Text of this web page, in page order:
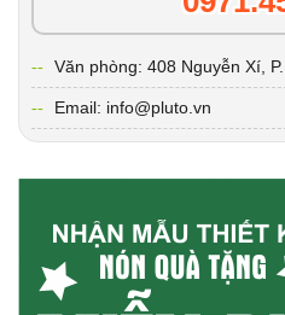
Văn phòng: 408 Nguyễn Xí,
Email: info@pluto.vn